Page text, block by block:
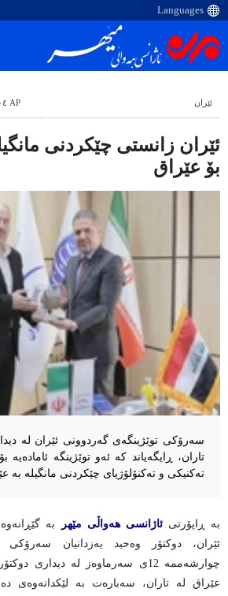
ئێران AP ١٤٠٤ سەرماوەز ١٢ ١٧:٠٥
ئێران زانستی چێکردنی
بۆ عێراق
سەرۆکی توێژینگەی گەردوونی ئێران لە
تاران، ڕایگەیاند کە ئەو توێژینگە
تەکنیکی و تەکنۆلۆژیای چێکردنی مانگیلە بە
بە ڕاپۆرتیئاژانسی هەواڵی مێهر
بە
ئێران، دوکتۆر وەحید یەزدانیان سەرۆکی
چوارشەممە 12ی سەرماوەز لە
عێراق لە تاران، سەبارەت بە لێکدانەوەی